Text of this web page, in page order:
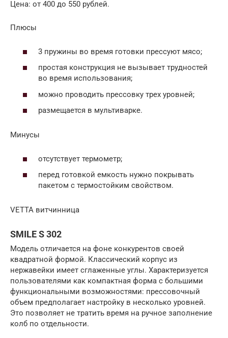
Цена: от 400 до 550 рублей.
Плюсы
3 пружины во время готовки прессуют мясо;
простая конструкция не вызывает трудностей
во время использования;
можно проводить прессовку трех уровней;
размещается в мультиварке.
Минусы
отсутствует термометр;
перед готовкой емкость нужно покрывать
пакетом с термостойким свойством.
VETTA витчинница
SMILE S 302
Модель отличается на фоне конкурентов своей
квадратной формой. Классический корпус из
нержавейки имеет сглаженные углы. Характеризуется
пользователями как компактная форма с большими
функциональными возможностями: прессовочный
объем предполагает настройку в несколько уровней.
Это позволяет не тратить время на ручное заполнение
колб по отдельности.